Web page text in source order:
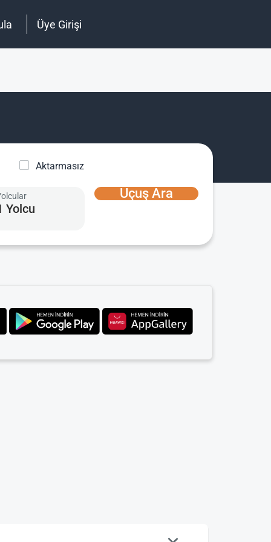
Üye Girişi
Aktarmasız
Yolcu
Uçuş Ara